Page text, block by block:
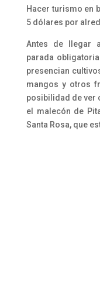
Hacer turismo en
5 dólares por
Antes de llegar
parada
presencian
mangos y otros
posibilidad de ver
el malecón de
Santa Rosa, que